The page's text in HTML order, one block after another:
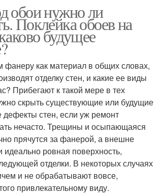
обои нужно ли
Поклейка обоев на
будущее
фанеру как материал в общих словах,
отделку стен, и какие ее виды
Прибегают к такой мере в тех
скрыть существующие или будущие
стен, если уж ремонт
нечасто. Трещины и осыпающаяся
прячутся за фанерой, а внешне
идеально ровная поверхность,
отделки. В некоторых случаях
и не обрабатывают вовсе,
привлекательному виду.